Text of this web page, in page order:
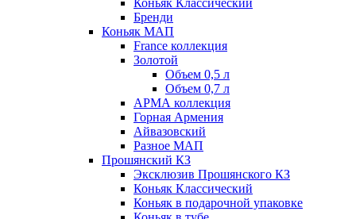
Коньяк Классический
Бренди
Коньяк МАП
France коллекция
Золотой
Объем 0,5 л
Объем 0,7 л
АРМА коллекция
Горная Армения
Айвазовский
Разное МАП
Прошянский КЗ
Эксклюзив Прошянского КЗ
Коньяк Классический
Коньяк в подарочной упаковке